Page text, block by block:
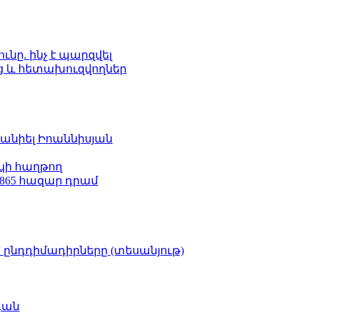
ինչ է պարզվել
և հետախուզվողներ
Իոաննիսյան
հաղթող
865 հազար դրամ
ընդդիմադիրները (տեսանյութ)